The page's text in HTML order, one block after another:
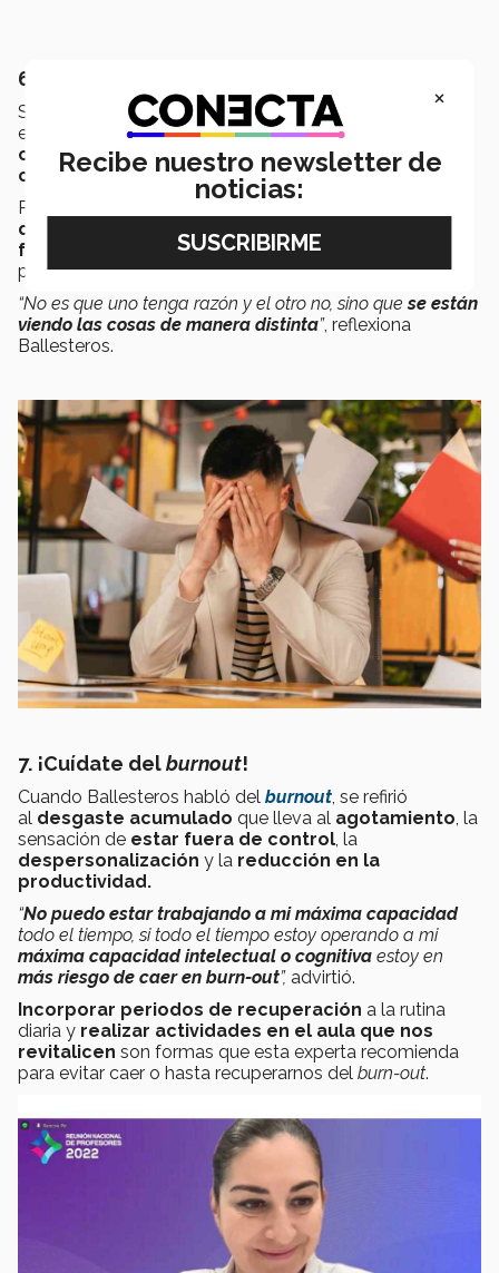
6. Aprende de quien piensa distinto
Si bien la sinergia es importante
, el modelo que
explica la experta muestra que lassituaciones de
conflictotambién pueden seroportunidades de
crecimiento.
Para ello, se aconseja
que se tiene un conflicto
fortalezas
y desdelas propiasy preguntarse: ¿cómo
podríatraer una fortaleza diferentea la acción?
“No es que uno tenga razón y el otro no, sino quese están
viendo las cosas de manera distinta”, reflexiona
Ballesteros.
7. ¡Cuídate delburnout!
Cuando Ballesteros habló del burnout, se refirió
al desgaste acumulado que lleva al agotamiento, la
sensación de estar fuera de control, la
despersonalización y la reducción en la
productividad.
“No puedo estar trabajando a mi máxima capacidad
todo el tiempo, si todo el tiempo estoy operando a mi
máxima capacidad intelectual o cognitiva estoy en
más riesgo de caer en burn-out”, advirtió.
Incorporar periodos de recuperación a la rutina
diaria y realizar actividades en el aula que nos
revitalicen son formas que esta experta recomienda
para evitar caer o hasta recuperarnos del burn-out.
×
Recibe nuestro newsletter de
noticias: